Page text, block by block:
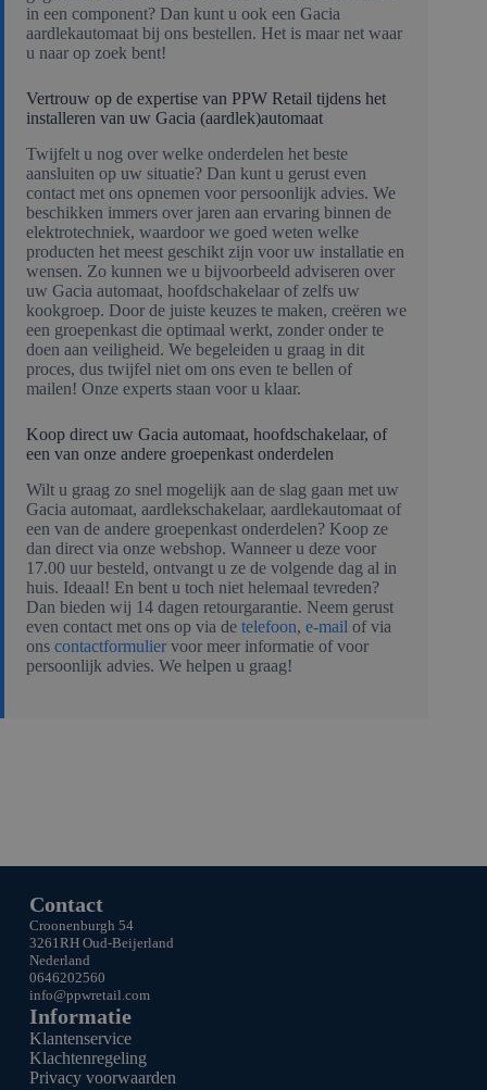
in een component? Dan kunt u ook een Gacia
aardlekautomaat bij ons bestellen. Het is maar net waar
u naar op zoek bent!
Vertrouw op de expertise van PPW Retail tijdens het
installeren van uw Gacia (aardlek)automaat
Twijfelt u nog over welke onderdelen het beste
aansluiten op uw situatie? Dan kunt u gerust even
contact met ons opnemen voor persoonlijk advies. We
beschikken immers over jaren aan ervaring binnen de
elektrotechniek, waardoor we goed weten welke
producten het meest geschikt zijn voor uw installatie en
wensen. Zo kunnen we u bijvoorbeeld adviseren over
uw Gacia automaat, hoofdschakelaar of zelfs uw
kookgroep. Door de juiste keuzes te maken, creëren we
een groepenkast die optimaal werkt, zonder onder te
doen aan veiligheid. We begeleiden u graag in dit
proces, dus twijfel niet om ons even te bellen of
mailen! Onze experts staan voor u klaar.
Koop direct uw Gacia automaat, hoofdschakelaar, of
een van onze andere groepenkast onderdelen
Wilt u graag zo snel mogelijk aan de slag gaan met uw
Gacia automaat, aardlekschakelaar, aardlekautomaat of
een van de andere groepenkast onderdelen? Koop ze
dan direct via onze webshop. Wanneer u deze voor
17.00 uur besteld, ontvangt u ze de volgende dag al in
huis. Ideaal! En bent u toch niet helemaal tevreden?
Dan bieden wij 14 dagen retourgarantie. Neem gerust
even contact met ons op via de telefoon, e-mail of via
ons contactformulier voor meer informatie of voor
persoonlijk advies. We helpen u graag!
Contact
Croonenburgh 54
3261RH Oud-Beijerland
Nederland
0646202560
info@ppwretail.com
Informatie
Klantenservice
Klachtenregeling
Privacy voorwaarden